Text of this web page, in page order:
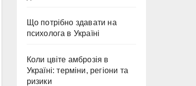
Що потрібно здавати на
психолога в Україні
Коли цвіте амброзія в
Україні: терміни, регіони та
ризики